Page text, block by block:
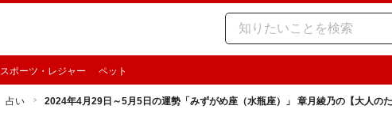
スポーツ・レジャー ペット
占い 2024年4月29日～5月5日の運勢「みずがめ座（水瓶座）」 章月綾乃の【大人のた